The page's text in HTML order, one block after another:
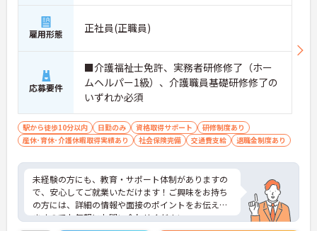
雇用形態 正社員(正職員)
応募要件
■介護福祉士免許、実務者研修修了（ホー
ムヘルパー1級）、介護職員基礎研修修了の
いずれか必須
駅から徒歩10分以内 日勤のみ 資格取得サポート
研修制度あり
産休･育休･介護休暇取得実績あり
社会保険完備 交通費支給 退職金制度あり
未経験の方にも、教育・サポート体制がありますの
で、安心してご就業いただけます！ご興味をお持ち
の方には、詳細の情報や面接のポイントをお伝えし
ますのでお気軽にお問い合わせください。